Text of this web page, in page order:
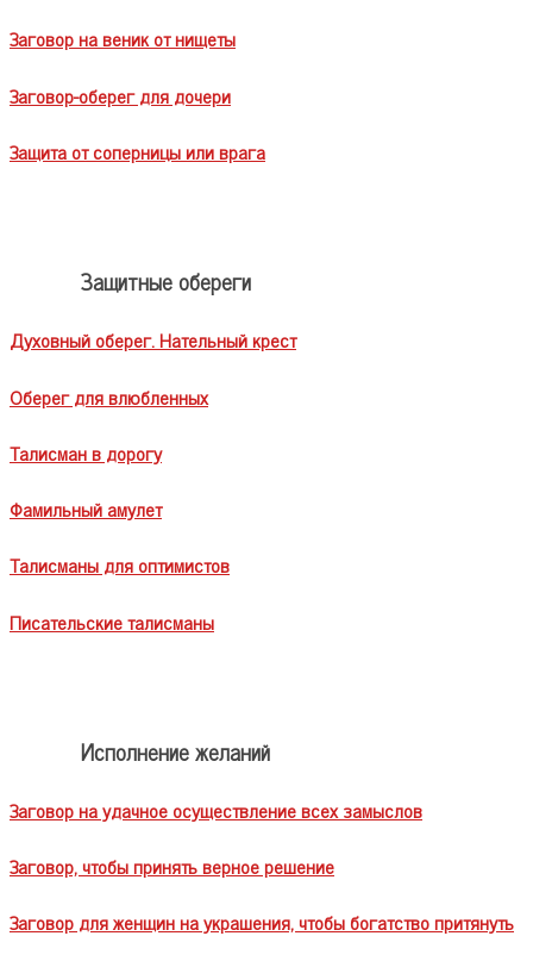
Заговор на веник от нищеты
Заговор-оберег для дочери
Защита от соперницы или врага
Защитные обереги
Духовный оберег. Нательный крест
Оберег для влюбленных
Талисман в дорогу
Фамильный амулет
Талисманы для оптимистов
Писательские талисманы
Исполнение желаний
Заговор на удачное осуществление всех замыслов
Заговор, чтобы принять верное решение
Заговор для женщин на украшения, чтобы богатство притянуть